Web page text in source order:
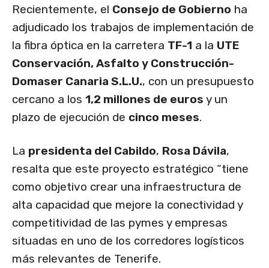
Recientemente, el Consejo de Gobierno ha
adjudicado los trabajos de implementación de
la fibra óptica en la carretera TF-1 a la UTE
Conservación, Asfalto y Construcción-
Domaser Canaria S.L.U., con un presupuesto
cercano a los 1,2 millones de euros y un
plazo de ejecución de cinco meses.
La presidenta del Cabildo, Rosa Dávila,
resalta que este proyecto estratégico “tiene
como objetivo crear una infraestructura de
alta capacidad que mejore la conectividad y
competitividad de las pymes y empresas
situadas en uno de los corredores logísticos
más relevantes de Tenerife.